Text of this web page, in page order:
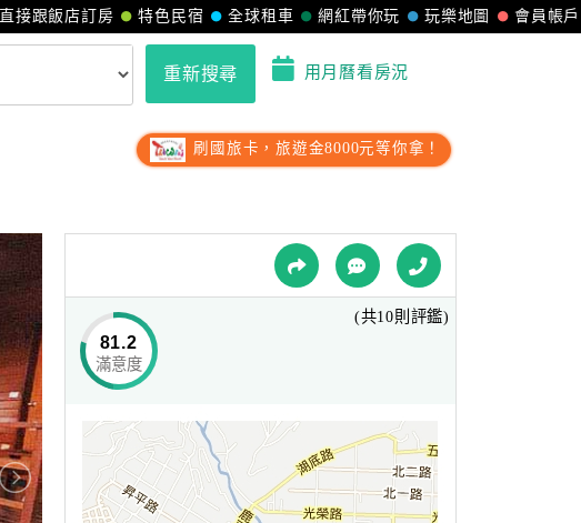
會員帳戶
玩樂地圖
網紅帶你玩
全球租車
特色民宿
直接跟飯店訂房
重新搜尋 用月曆看房況
刷國旅卡，旅遊金8000元等你拿！
81.2
滿意度
(共10則評鑑)